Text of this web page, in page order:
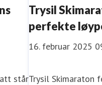
står
Trysil
perfekte
16. februar 2025
Trysil Skimaraton